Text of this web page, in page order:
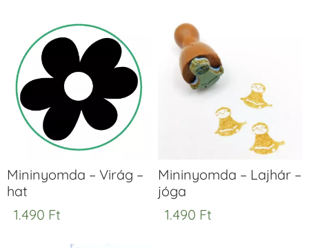
Mininyomda – Virág –
hat
1.490 Ft
Mininyomda – Lajhár –
jóga
1.490 Ft